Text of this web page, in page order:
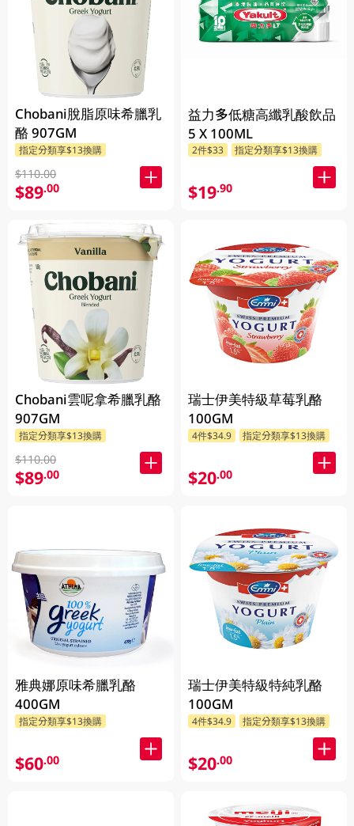
Chobani脫脂原味希臘乳
酪 907GM
指定分類享$13換購
$110.00
$89.00
Chobani雲呢拿希臘乳酪
907GM
指定分類享$13換購
$110.00
$89.00
雅典娜原味希臘乳酪
400GM
指定分類享$13換購
$60.00
益力多低糖高纖乳酸飲品
5 X 100ML
2件$33 指定分類享$13換購
$19.90
瑞士伊美特級草莓乳酪
100GM
4件$34.9 指定分類享$13換購
$20.00
瑞士伊美特級特純乳酪
100GM
4件$34.9 指定分類享$13換購
$20.00